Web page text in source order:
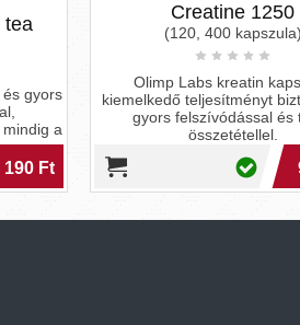
tea
gyors
a
190 Ft
Creatine 1250
(120, 400 kapszula)
Olimp Labs kreatin
kiemelkedő teljesítményt
gyors felszívódással és
összetétellel.